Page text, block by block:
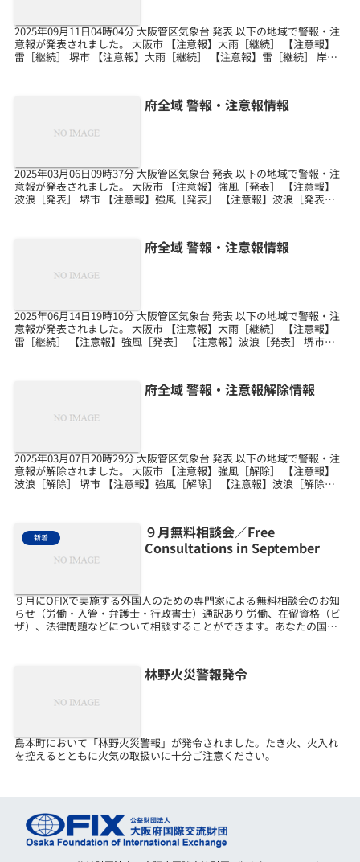
2025年09月11日04時04分 大阪管区気象台 発表 以下の地域で警報・注
意報が発表されました。 大阪市 【注意報】大雨［継続］ 【注意報】
雷［継続］ 堺市 【注意報】大雨［継続］ 【注意報】雷［継続］ 岸和
府全域 警報・注意報情報
2025年03月06日09時37分 大阪管区気象台 発表 以下の地域で警報・注
意報が発表されました。 大阪市 【注意報】強風［発表］ 【注意報】
波浪［発表］ 堺市 【注意報】強風［発表］ 【注意報】波浪［発表］
府全域 警報・注意報情報
2025年06月14日19時10分 大阪管区気象台 発表 以下の地域で警報・注
意報が発表されました。 大阪市 【注意報】大雨［継続］ 【注意報】
雷［継続］ 【注意報】強風［発表］ 【注意報】波浪［発表］ 堺市
府全域 警報・注意報解除情報
2025年03月07日20時29分 大阪管区気象台 発表 以下の地域で警報・注
意報が解除されました。 大阪市 【注意報】強風［解除］ 【注意報】
波浪［解除］ 堺市 【注意報】強風［解除］ 【注意報】波浪［解除］
新着
９月無料相談会／Free
Consultations in September
９月にOFIXで実施する外国人のための専門家による無料相談会のお知
らせ（労働・入管・弁護士・行政書士）通訳あり 労働、在留資格（ビ
ザ）、法律問題などについて相談することができます。あなたの国の
林野火災警報発令
島本町において「林野火災警報」が発令されました。たき火、火入れ
を控えるとともに火気の取扱いに十分ご注意ください。